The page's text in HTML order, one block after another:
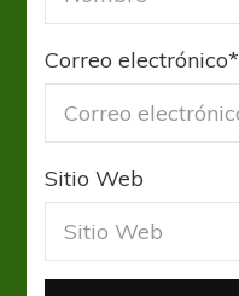
Correo electrónico*
Sitio Web